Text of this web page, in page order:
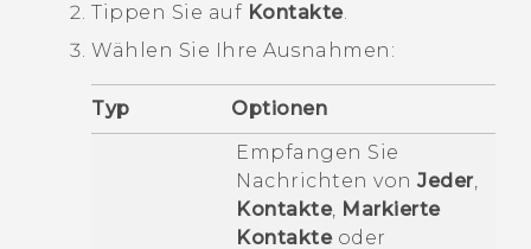
Tippen Sie auf Kontakte.
Wählen Sie Ihre Ausnahmen:
Typ Optionen
Empfangen Sie
Nachrichten von Jeder,
Kontakte, Markierte
Kontakteoder